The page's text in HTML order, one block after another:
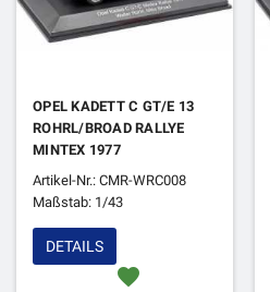
OPEL KADETT C GT/E 13
ROHRL/BROAD RALLYE
MINTEX 1977
Artikel-Nr.: CMR-WRC008
Maßstab: 1/43
favorite
DETAILS